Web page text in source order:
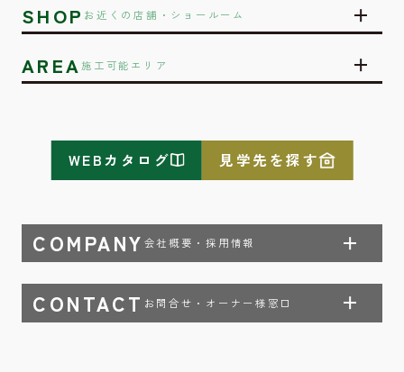
SHOP お近くの店舗・ショールーム
AREA施工可能エリア
COMPANY 会社概要・採用情報
CONTACT お問合せ・オーナー様窓口
WEBカタログ 見学先を探す